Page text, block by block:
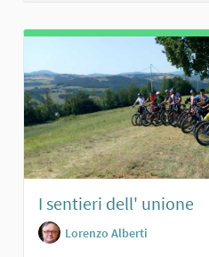
I sentieri dell' unione
Lorenzo Alberti